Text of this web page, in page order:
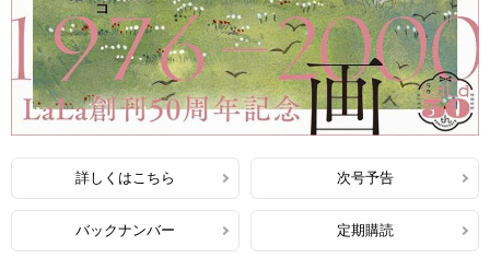
詳しくはこちら 次号予告
バックナンバー 定期購読